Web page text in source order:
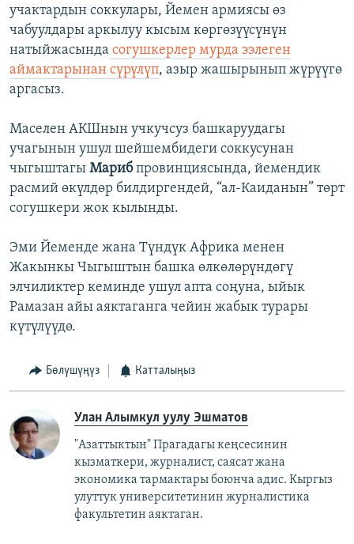
учактардын соккулары, Йемен армиясы өз
чабуулдары аркылуу кысым көргөзүүсүнүн
натыйжасында согушкерлер мурда ээлеген
аймактарынан сүрүлүп, азыр жашырынып жүрүүгө
аргасыз.
Маселен АКШнын учкучсуз башкаруудагы
учагынын ушул шейшембидеги соккусунан
чыгыштагы Марибпровинциясында, йемендик
расмий өкүлдөр билдиргендей, “ал-Каиданын” төрт
согушкери жок кылынды.
Эми Йеменде жана Түндүк Африка менен
Жакынкы Чыгыштын башка өлкөлөрүндөгү
элчиликтер кеминде ушул апта соңуна, ыйык
Рамазан айы аяктаганга чейин жабык турары
күтүлүүдө.
Бөлүшүңүз Катталыңыз
Улан Алымкул уулу Эшматов
"Азаттыктын" Прагадагы кеңсесинин
кызматкери, журналист, саясат жана
экономика тармактары боюнча адис. Кыргыз
улуттук университетинин журналистика
факультетин аяктаган.